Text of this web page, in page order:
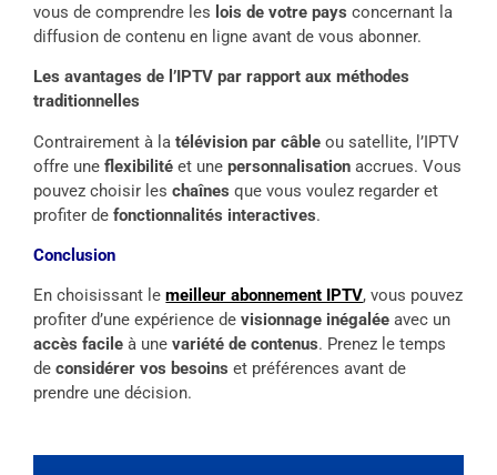
vous de comprendre les lois de votre pays concernant la
diffusion de contenu en ligne avant de vous abonner.
Les avantages de l’IPTV par rapport aux méthodes
traditionnelles
Contrairement à latélévision par câble ou satellite, l’IPTV
offre uneflexibilité et unepersonnalisation accrues. Vous
pouvez choisir leschaînes que vous voulez regarder et
profiter defonctionnalités interactives.
Conclusion
En choisissant lemeilleur abonnement IPTV, vous pouvez
profiter d’une expérience devisionnage inégalée avec un
accès facile à unevariété de contenus. Prenez le temps
deconsidérer vos besoins et préférences avant de
prendre une décision.